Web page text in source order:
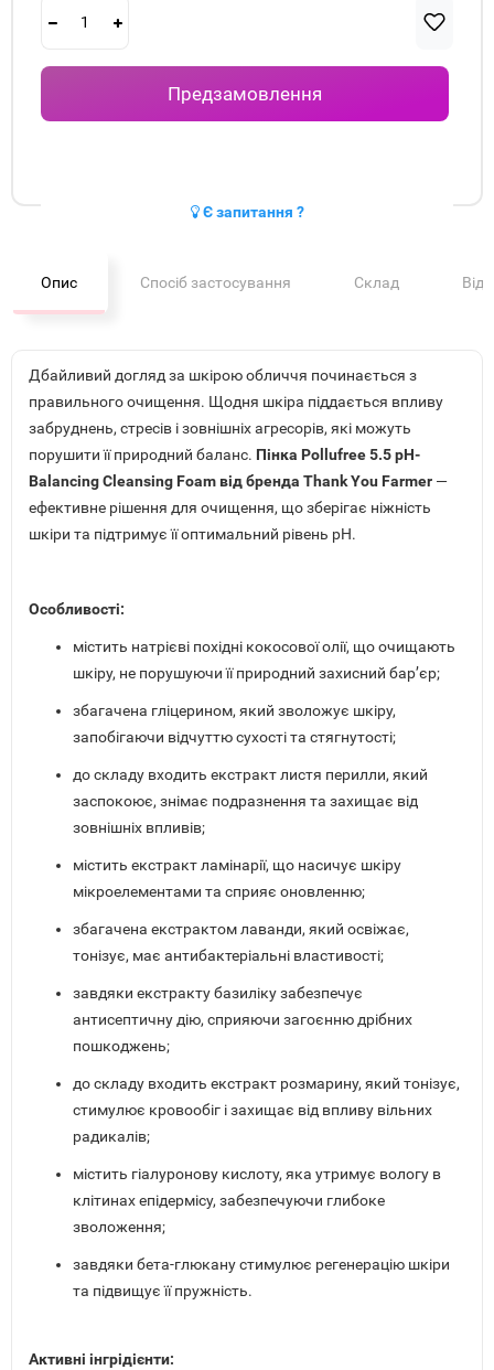
Предзамовлення
Є запитання ?
Опис Спосіб застосування Склад
Дбайливий догляд за шкірою обличчя починається з
правильного очищення. Щодня шкіра піддається впливу
забруднень, стресів і зовнішніх агресорів, які можуть
порушити її природний баланс. Пінка Pollufree 5.5 pH-
Balancing Cleansing Foam від бренда Thank You Farmer —
ефективне рішення для очищення, що зберігає ніжність
шкіри та підтримує її оптимальний рівень pH.
Особливості:
містить натрієві похідні кокосової олії, що очищають
шкіру, не порушуючи її природний захисний бар’єр;
збагачена гліцерином, який зволожує шкіру,
запобігаючи відчуттю сухості та стягнутості;
до складу входить екстракт листя перилли, який
заспокоює, знімає подразнення та захищає від
зовнішніх впливів;
містить екстракт ламінарії, що насичує шкіру
мікроелементами та сприяє оновленню;
збагачена екстрактом лаванди, який освіжає,
тонізує, має антибактеріальні властивості;
завдяки екстракту базиліку забезпечує
антисептичну дію, сприяючи загоєнню дрібних
пошкоджень;
до складу входить екстракт розмарину, який тонізує,
стимулює кровообіг і захищає від впливу вільних
радикалів;
містить гіалуронову кислоту, яка утримує вологу в
клітинах епідермісу, забезпечуючи глибоке
зволоження;
завдяки бета-глюкану стимулює регенерацію шкіри
та підвищує її пружність.
Активні інгрідієнти: